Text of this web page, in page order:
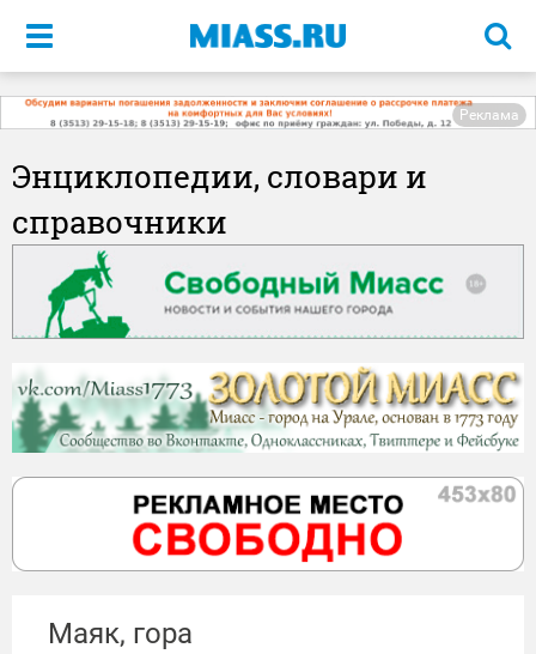
Меню
Реклама
Энциклопедии, словари и
справочники
Маяк, гора